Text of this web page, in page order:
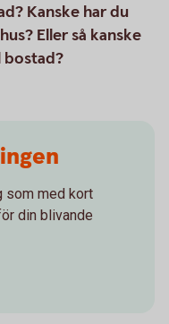
Kanske har du
Eller så kanske
bostad?
som med kort
din blivande